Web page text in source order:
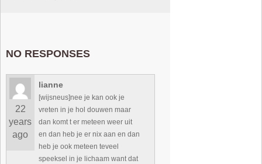
NO RESPONSES
22
years
ago
lianne
[wijsneus]nee je kan ook je
vreten in je hol douwen maar
dan komt t er meteen weer uit
en dan heb je er nix aan en dan
heb je ook meteen teveel
speeksel in je lichaam want dat